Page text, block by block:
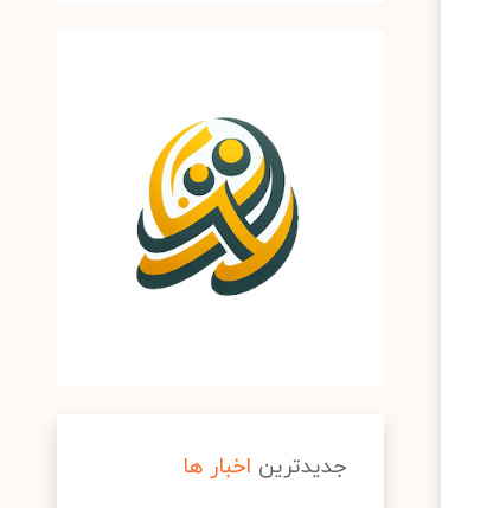
جدیدترین اخبار ها